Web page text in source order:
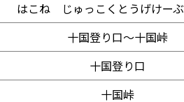
はこね じゅっこくとうげけー
十国登り口～十国峠
十国登り口
十国峠